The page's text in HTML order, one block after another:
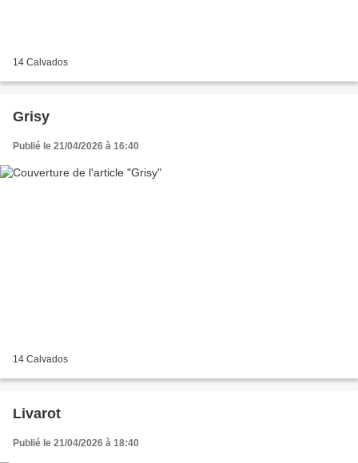
14 Calvados
Grisy
Publié le 21/04/2026 à 16:40
14 Calvados
Livarot
Publié le 21/04/2026 à 18:40